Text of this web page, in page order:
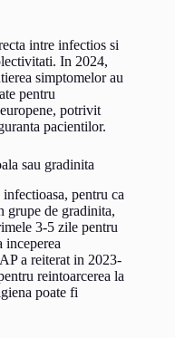
intre infectios si
In 2024,
simptomelor au
pentru
potrivit
pacientilor.
sau gradinita
pentru ca
grupe de gradinita,
3-5 zile pentru
inceperea
a reiterat in 2023-
reintoarcerea la
poate fi